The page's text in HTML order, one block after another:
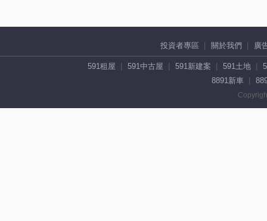
投資者專區 關於我們 廣
591租屋 591中古屋 591新建案 591土地
8891新車